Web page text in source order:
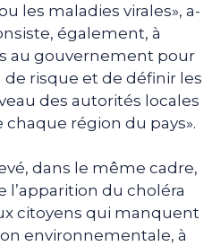
les maladies virales», a-
également, à
au gouvernement pour
risque et de définir les
des autorités locales
région du pays».
dans le même cadre,
l’apparition du choléra
citoyens qui manquent
environnementale, à